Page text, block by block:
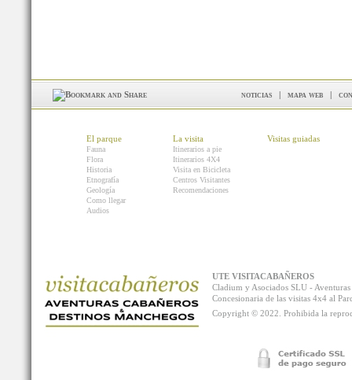
noticias | mapa web |
El parque
Fauna
Flora
Historia
Etnografía
Geología
Como llegar
Audios
La visita
Itinerarios a pie
Itinerarios 4X4
Visita en Bicicleta
Centros Visitantes
Recomendaciones
Visitas guiadas
UTE VISITACABAÑEROS
Cladium y Asociados SLU -
Concesionaria de las visitas 4x4 al
Copyright © 2022. Prohibida la